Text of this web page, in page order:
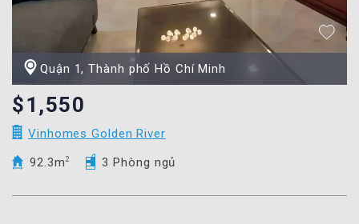
Quận 1, Thành phố Hồ Chí Minh
$1,550
Vinhomes Golden River
92.3m 2 3 Phòng ngủ